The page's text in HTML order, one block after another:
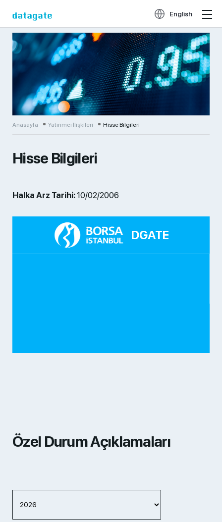
English
Anasayfa Yatırımcı İlişkileri Hisse Bilgileri
Hisse Bilgileri
Halka Arz Tarihi:10/02/2006
DGATE
Özel Durum Açıklamaları